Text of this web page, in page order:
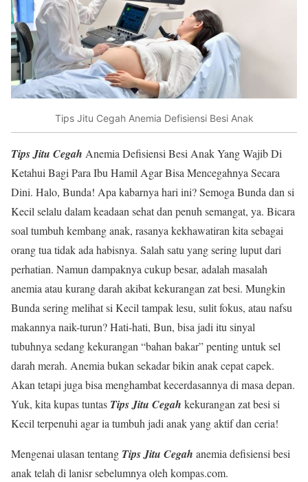
Tips Jitu Cegah Anemia Defisiensi Besi Anak
Tips Jitu Cegah Anemia Defisiensi Besi Anak Yang Wajib Di
Ketahui Bagi Para Ibu Hamil Agar Bisa Mencegahnya Secara
Dini. Halo, Bunda! Apa kabarnya hari ini? Semoga Bunda dan si
Kecil selalu dalam keadaan sehat dan penuh semangat, ya. Bicara
soal tumbuh kembang anak, rasanya kekhawatiran kita sebagai
orang tua tidak ada habisnya. Salah satu yang sering luput dari
perhatian. Namun dampaknya cukup besar, adalah masalah
anemia atau kurang darah akibat kekurangan zat besi. Mungkin
Bunda sering melihat si Kecil tampak lesu, sulit fokus, atau nafsu
makannya naik-turun? Hati-hati, Bun, bisa jadi itu sinyal
tubuhnya sedang kekurangan “bahan bakar” penting untuk sel
darah merah. Anemia bukan sekadar bikin anak cepat capek.
Akan tetapi juga bisa menghambat kecerdasannya di masa depan.
Yuk, kita kupas tuntas Tips Jitu Cegah kekurangan zat besi si
Kecil terpenuhi agar ia tumbuh jadi anak yang aktif dan ceria!
Mengenai ulasan tentang Tips Jitu Cegah anemia defisiensi besi
anak telah di lanisr sebelumnya oleh kompas.com.